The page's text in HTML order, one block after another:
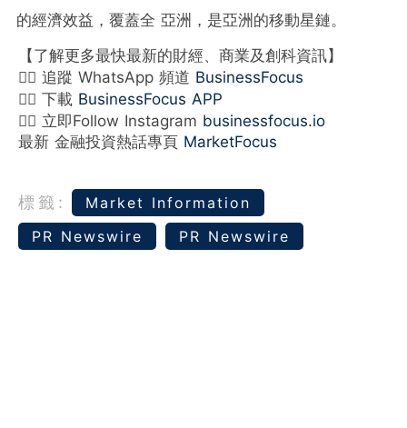
的經濟效益，覆蓋全 亞洲，是亞洲的移動星鏈。
【了解更多最快最新的財經、商業及創科資訊】
👉🏻 追蹤 WhatsApp 頻道 BusinessFocus
👉🏻 下載 BusinessFocus APP
👉🏻 立即Follow Instagram businessfocus.io
最新 金融投資熱話專頁 MarketFocus
標籤:
Market Information
PR Newswire
PR Newswire